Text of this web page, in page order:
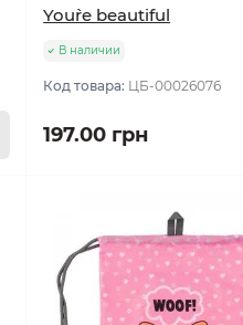
You`re beautiful
В наличии
Код товара: ЦБ-00026076
197.00 грн